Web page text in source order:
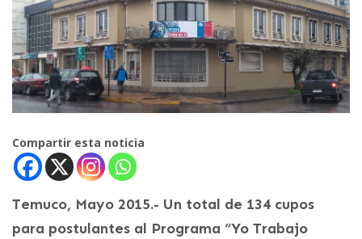
Compartir esta noticia
Temuco, Mayo 2015.- Un total de 134 cupos
para postulantes al Programa “Yo Trabajo